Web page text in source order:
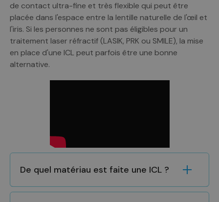
de contact ultra-fine et très flexible qui peut être
placée dans l'espace entre la lentille naturelle de l'œil et
l'iris. Si les personnes ne sont pas éligibles pour un
traitement laser réfractif (LASIK, PRK ou SMILE), la mise
en place d'une ICL peut parfois être une bonne
alternative.
De quel matériau est faite une ICL ?